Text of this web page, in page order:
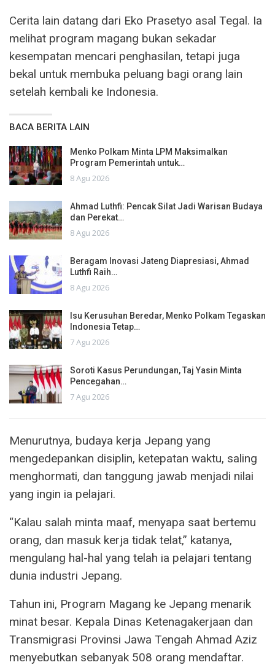
Cerita lain datang dari Eko Prasetyo asal Tegal. Ia
melihat program magang bukan sekadar
kesempatan mencari penghasilan, tetapi juga
bekal untuk membuka peluang bagi orang lain
setelah kembali ke Indonesia.
BACA BERITA LAIN
Menko Polkam Minta LPM Maksimalkan
Program Pemerintah untuk…
8 Agu 2026
Ahmad Luthfi: Pencak Silat Jadi Warisan Budaya
dan Perekat…
8 Agu 2026
Beragam Inovasi Jateng Diapresiasi, Ahmad
Luthfi Raih…
8 Agu 2026
Isu Kerusuhan Beredar, Menko Polkam Tegaskan
Indonesia Tetap…
7 Agu 2026
Soroti Kasus Perundungan, Taj Yasin Minta
Pencegahan…
7 Agu 2026
Menurutnya, budaya kerja Jepang yang
mengedepankan disiplin, ketepatan waktu, saling
menghormati, dan tanggung jawab menjadi nilai
yang ingin ia pelajari.
“Kalau salah minta maaf, menyapa saat bertemu
orang, dan masuk kerja tidak telat,” katanya,
mengulang hal-hal yang telah ia pelajari tentang
dunia industri Jepang.
Tahun ini, Program Magang ke Jepang menarik
minat besar. Kepala Dinas Ketenagakerjaan dan
Transmigrasi Provinsi Jawa Tengah Ahmad Aziz
menyebutkan sebanyak 508 orang mendaftar.